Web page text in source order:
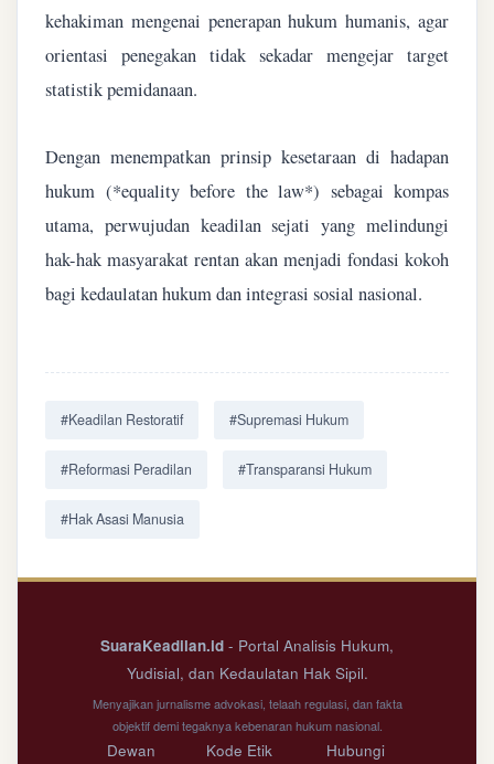
kehakiman mengenai penerapan hukum humanis, agar
orientasi penegakan tidak sekadar mengejar target
statistik pemidanaan.
Dengan menempatkan prinsip kesetaraan di hadapan
hukum (*equality before the law*) sebagai kompas
utama, perwujudan keadilan sejati yang melindungi
hak-hak masyarakat rentan akan menjadi fondasi kokoh
bagi kedaulatan hukum dan integrasi sosial nasional.
#Keadilan Restoratif #Supremasi Hukum
#Reformasi Peradilan #Transparansi Hukum
#Hak Asasi Manusia
SuaraKeadilan.id - Portal Analisis Hukum,
Yudisial, dan Kedaulatan Hak Sipil.
Menyajikan jurnalisme advokasi, telaah regulasi, dan fakta
objektif demi tegaknya kebenaran hukum nasional.
Dewan Kode Etik Hubungi